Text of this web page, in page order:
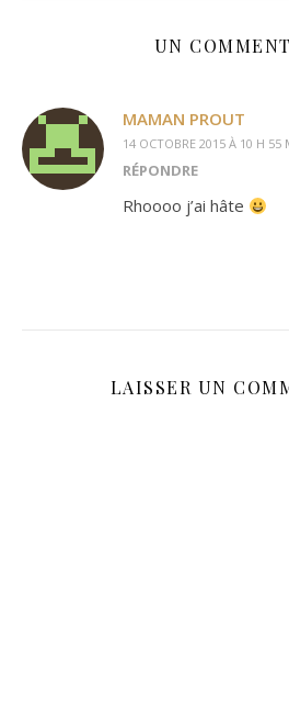
UN
MAMAN PROUT
14 OCTOBRE 2015 À 10 H 55
RÉPONDRE
Rhoooo j’ai hâte
LAISSER UN